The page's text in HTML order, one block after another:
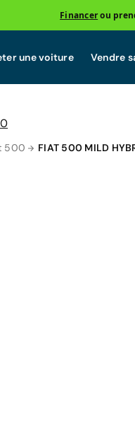
Financerou
une voiture Vendre
500 FIAT 500 MILD